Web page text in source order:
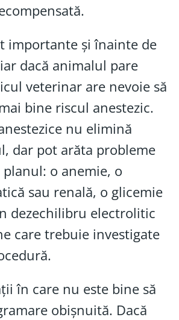
importante și înainte de
dacă animalul pare
veterinar are nevoie să
bine riscul anestezic.
nu elimină
dar pot arăta probleme
o anemie, o
sau renală, o glicemie
dezechilibru electrolitic
care trebuie investigate
în care nu este bine să
obișnuită. Dacă